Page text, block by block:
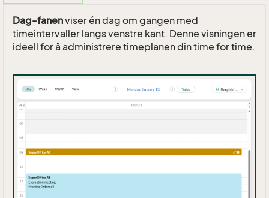
Dag-fanenviser én dag om gangen med
timeintervaller langs venstre kant. Denne visningen er
ideell for å administrere timeplanen din time for time.